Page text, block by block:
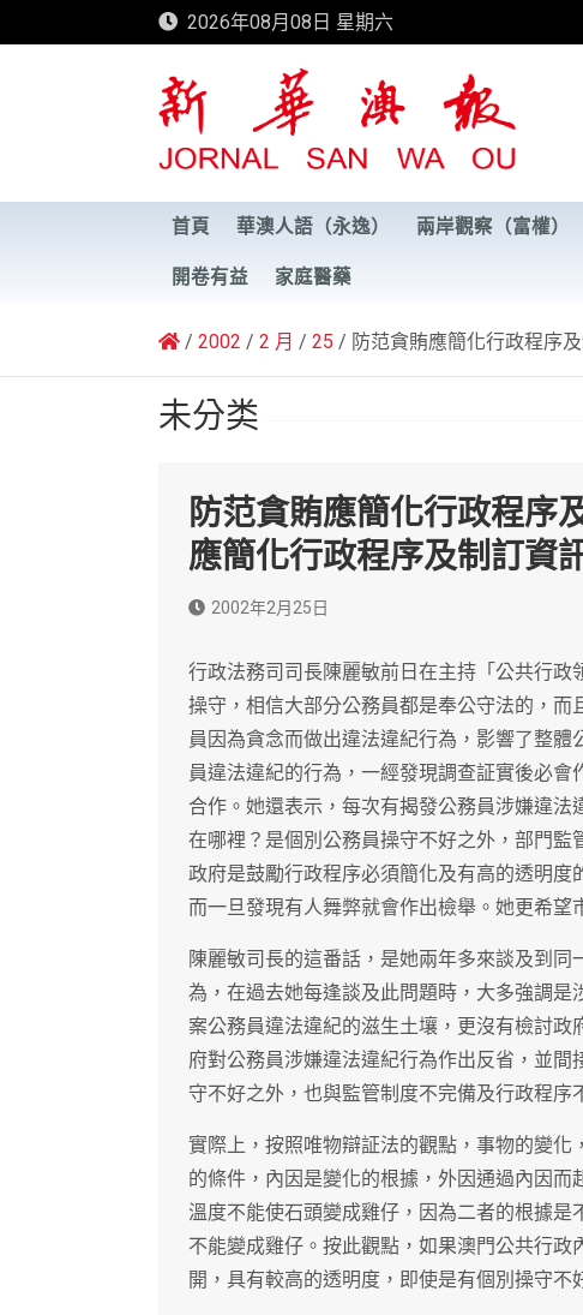
to
2026年08月08日 星期六
新華澳報
首頁 華澳人語（永逸） 兩岸觀察（富權）
開卷有益 家庭醫藥
2002 2 月 25 防范貪賄應簡化行政程序
未分类
防范貪賄應簡化行政程序
應簡化行政程序及制訂資
2002年2月25日
行政法務司司長陳麗敏前日在主持「公共行
操守，相信大部分公務員都是奉公守法的，
員因為貪念而做出違法違紀行為，影響了整
員違法違紀的行為，一經發現調查証實後必
合作。她還表示，每次有揭發公務員涉嫌違
在哪裡？是個別公務員操守不好之外，部門監
政府是鼓勵行政程序必須簡化及有高的透明
而一旦發現有人舞弊就會作出檢舉。她更希望
陳麗敏司長的這番話，是她兩年多來談及到
為，在過去她每逢談及此問題時，大多強調
案公務員違法違紀的滋生土壤，更沒有檢討
府對公務員涉嫌違法違紀行為作出反省，並
守不好之外，也與監管制度不完備及行政程序
實際上，按照唯物辯証法的觀點，事物的變
的條件，內因是變化的根據，外因通過內因
溫度不能使石頭變成雞仔，因為二者的根據
不能變成雞仔。按此觀點，如果澳門公共行
開，具有較高的透明度，即使是有個別操守